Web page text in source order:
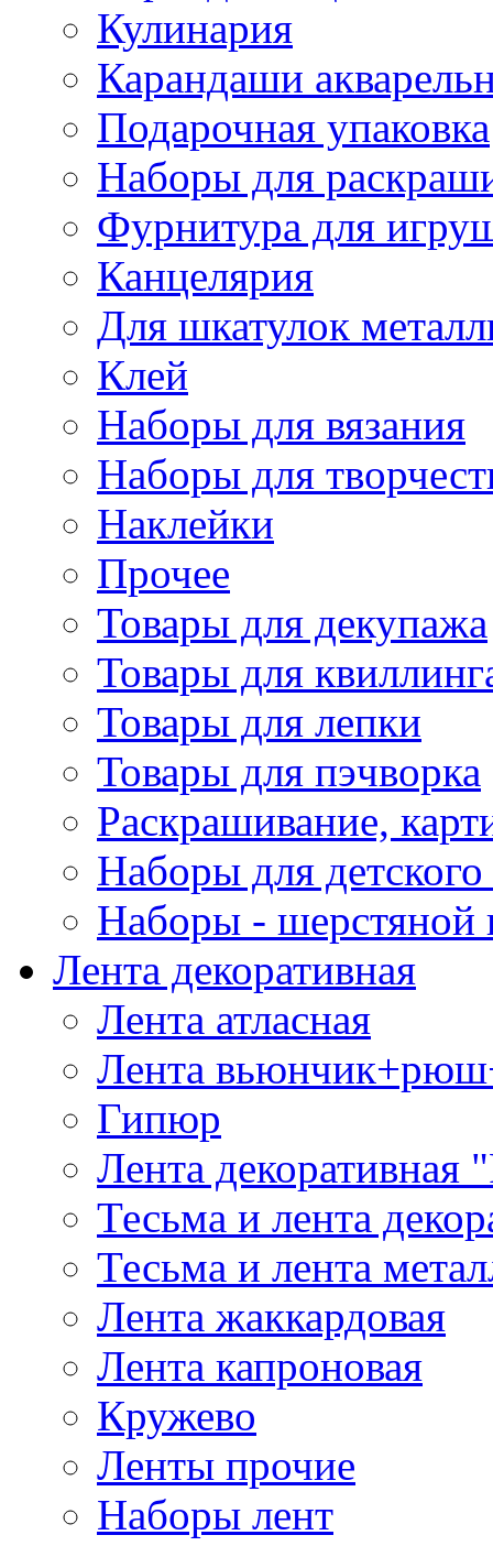
Кулинария
Карандаши
Подарочная упаковка
Наборы для
Фурнитура для
Канцелярия
Для шкатулок
Клей
Наборы для вязания
Наборы для
Наклейки
Прочее
Товары для декупажа
Товары для
Товары для лепки
Товары для пэчворка
Раскрашивание,
Наборы для
Наборы - шерстяной
Лента декоративная
Лента атласная
Лента
Гипюр
Лента декоративная
Тесьма и лента
Тесьма и лента
Лента жаккардовая
Лента капроновая
Кружево
Ленты прочие
Наборы лент